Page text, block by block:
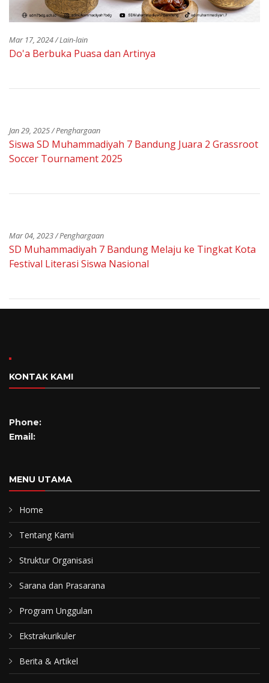
Mar 17, 2024 / Lain-lain
Do'a Berbuka Puasa dan Artinya
Jan 29, 2025 / Penghargaan
Siswa SD Muhammadiyah 7 Bandung Juara 2 Grassroot
Soccer Tournament 2025
Mar 04, 2023 / Penghargaan
SD Muhammadiyah 7 Bandung Melaju ke Tingkat Kota
Festival Literasi Siswa Nasional
KONTAK KAMI
Phone:
Email:
MENU UTAMA
Home
Tentang Kami
Struktur Organisasi
Sarana dan Prasarana
Program Unggulan
Ekstrakurikuler
Berita & Artikel